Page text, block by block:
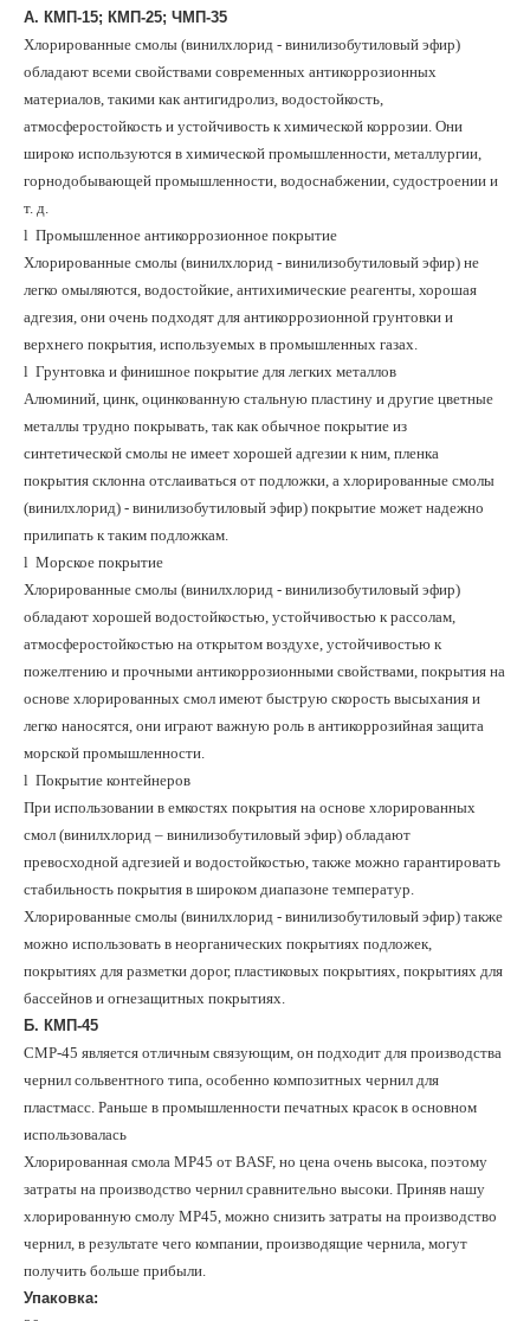
А. КМП-15; КМП-25; ЧМП-35
Хлорированные смолы (винилхлорид - винилизобутиловый эфир)
обладают всеми свойствами современных антикоррозионных
материалов, такими как антигидролиз, водостойкость,
атмосферостойкость и устойчивость к химической коррозии. Они
широко используются в химической промышленности, металлургии,
горнодобывающей промышленности, водоснабжении, судостроении и
т. д.
l Промышленное антикоррозионное покрытие
Хлорированные смолы (винилхлорид - винилизобутиловый эфир) не
легко омыляются, водостойкие, антихимические реагенты, хорошая
адгезия, они очень подходят для антикоррозионной грунтовки и
верхнего покрытия, используемых в промышленных газах.
l Грунтовка и финишное покрытие для легких металлов
Алюминий, цинк, оцинкованную стальную пластину и другие цветные
металлы трудно покрывать, так как обычное покрытие из
синтетической смолы не имеет хорошей адгезии к ним, пленка
покрытия склонна отслаиваться от подложки, а хлорированные смолы
(винилхлорид) - винилизобутиловый эфир) покрытие может надежно
прилипать к таким подложкам.
l Морское покрытие
Хлорированные смолы (винилхлорид - винилизобутиловый эфир)
обладают хорошей водостойкостью, устойчивостью к рассолам,
атмосферостойкостью на открытом воздухе, устойчивостью к
пожелтению и прочными антикоррозионными свойствами, покрытия на
основе хлорированных смол имеют быструю скорость высыхания и
легко наносятся, они играют важную роль в антикоррозийная защита
морской промышленности.
l Покрытие контейнеров
При использовании в емкостях покрытия на основе хлорированных
смол (винилхлорид – винилизобутиловый эфир) обладают
превосходной адгезией и водостойкостью, также можно гарантировать
стабильность покрытия в широком диапазоне температур.
Хлорированные смолы (винилхлорид - винилизобутиловый эфир) также
можно использовать в неорганических покрытиях подложек,
покрытиях для разметки дорог, пластиковых покрытиях, покрытиях для
бассейнов и огнезащитных покрытиях.
Б. КМП-45
CMP-45 является отличным связующим, он подходит для производства
чернил сольвентного типа, особенно композитных чернил для
пластмасс. Раньше в промышленности печатных красок в основном
использовалась
Хлорированная смола MP45 от BASF, но цена очень высока, поэтому
затраты на производство чернил сравнительно высоки. Приняв нашу
хлорированную смолу MP45, можно снизить затраты на производство
чернил, в результате чего компании, производящие чернила, могут
получить больше прибыли.
Упаковка: